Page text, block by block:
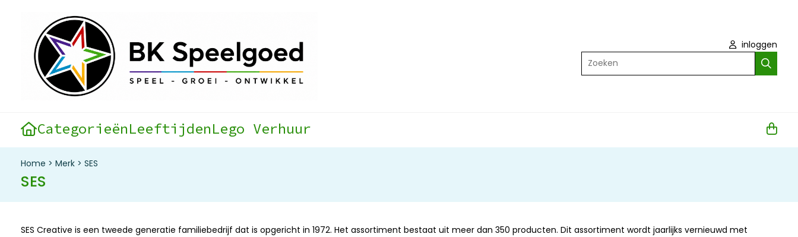
inloggen
Zoeken
CategorieënLeeftijdenLego Verhuur
Home > Merk > SES
SES
SES Creative is een tweede generatie familiebedrijf dat is opgericht in 1972. Het assortiment bestaat uit meer dan 350 producten. Dit assortiment wordt jaarlijks vernieuwd met